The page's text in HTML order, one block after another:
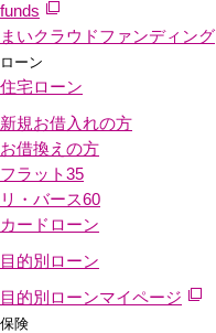
funds
まいクラウドファンディング
ローン
住宅ローン
新規お借入れの方
お借換えの方
フラット35
リ・バース60
カードローン
目的別ローン
目的別ローンマイページ
保険